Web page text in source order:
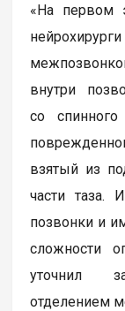
«На первом
внутри
со
взятый из
части таза.
позвонки и
сложности
уточнил
отделением